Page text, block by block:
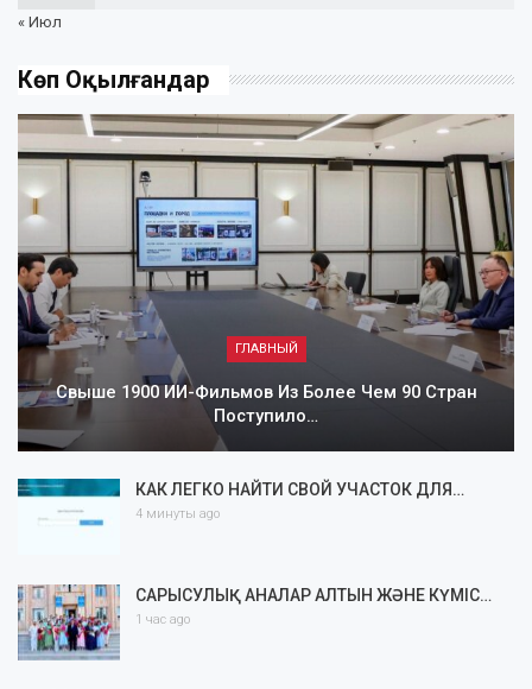
« Июл
Көп Оқылғандар
ГЛАВНЫЙ
Свыше 1900 ИИ-Фильмов Из Более Чем 90 Стран
Поступило…
КАК ЛЕГКО НАЙТИ СВОЙ УЧАСТОК ДЛЯ…
4 минуты ago
САРЫСУЛЫҚ АНАЛАР АЛТЫН ЖӘНЕ КҮМІС…
1 час ago